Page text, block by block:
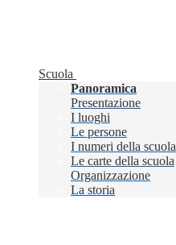
Scuola
Panoramica
Presentazione
I luoghi
Le persone
I numeri della scuola
Le carte della scuola
Organizzazione
La storia